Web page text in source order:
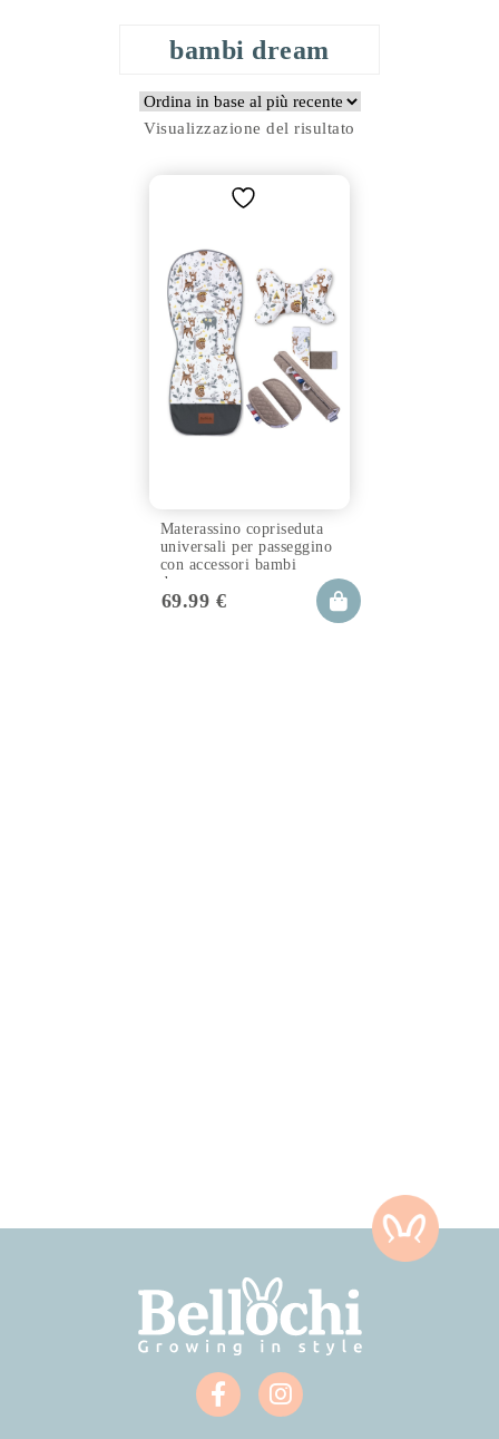
bambi dream
Visualizzazione del risultato
Materassino copriseduta
universali per passeggino
con accessori bambi
dream
69.99 €